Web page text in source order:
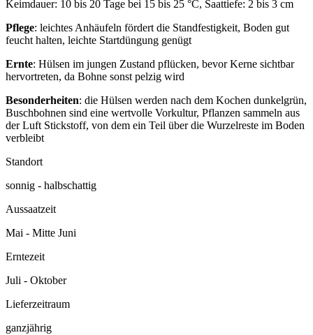
Keimdauer: 10 bis 20 Tage bei 15 bis 25 °C, Saattiefe: 2 bis 3 cm
Pflege: leichtes Anhäufeln fördert die Standfestigkeit, Boden gut
feucht halten, leichte Startdüngung genügt
Ernte: Hülsen im jungen Zustand pflücken, bevor Kerne sichtbar
hervortreten, da Bohne sonst pelzig wird
Besonderheiten: die Hülsen werden nach dem Kochen dunkelgrün,
Buschbohnen sind eine wertvolle Vorkultur, Pflanzen sammeln aus
der Luft Stickstoff, von dem ein Teil über die Wurzelreste im Boden
verbleibt
Standort
sonnig - halbschattig
Aussaatzeit
Mai - Mitte Juni
Erntezeit
Juli - Oktober
Lieferzeitraum
ganzjährig